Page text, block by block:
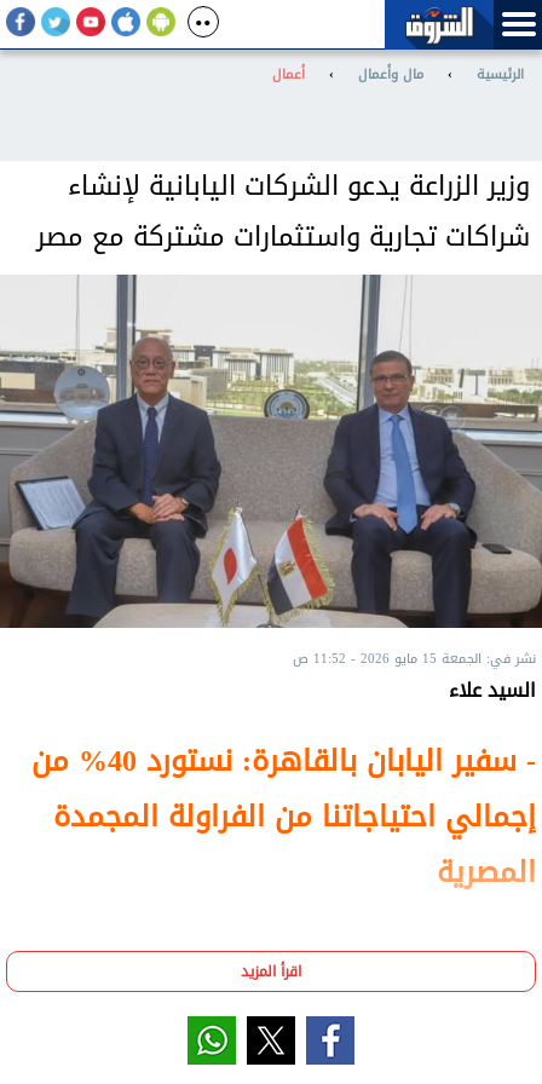
الرئيسية › مال وأعمال › أعمال
وزير الزراعة يدعو الشركات اليابانية لإنشاء
شراكات تجارية واستثمارات مشتركة مع مصر
نشر في: الجمعة 15 مايو 2026 - 11:52 ص
السيد علاء
- سفير اليابان بالقاهرة: نستورد 40% من
إجمالي احتياجاتنا من الفراولة المجمدة
المصرية
بحث علاء فاروق، وزير الزراعة واستصلاح الأراضي،
خلال لقائه مع فوميو إيواي، سفير اليابان بالقاهرة،
اقرأ المزيد